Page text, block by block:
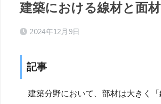
建築における線材と面
2024年12月9日
記事
建築分野において、部材は大きく「